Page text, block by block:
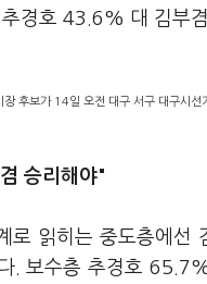
경호 43.6% 대 김부
후보가 14일 오전 대구 서구 대구시
승리해야"
로 읽히는 중도층에
. 보수층 추경호